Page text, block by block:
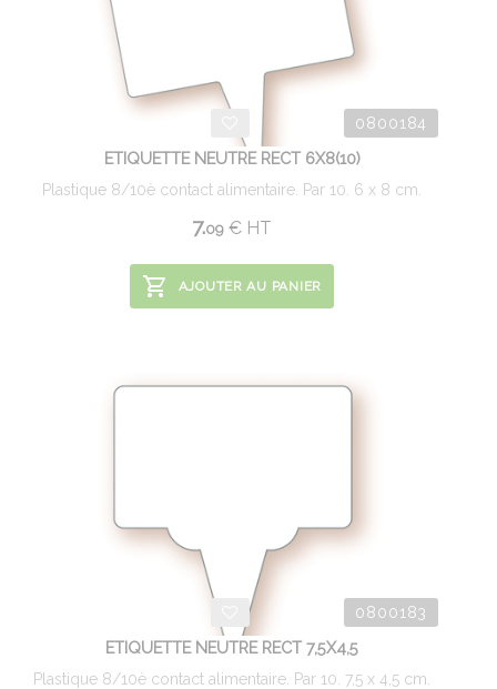
0800184
ETIQUETTE NEUTRE RECT 6X8(10)
Plastique 8/10è contact alimentaire. Par 10. 6 x 8 cm.
7.09 € HT
AJOUTER AU PANIER
0800183
ETIQUETTE NEUTRE RECT 7,5X4,5
Plastique 8/10è contact alimentaire. Par 10. 7,5 x 4,5 cm.